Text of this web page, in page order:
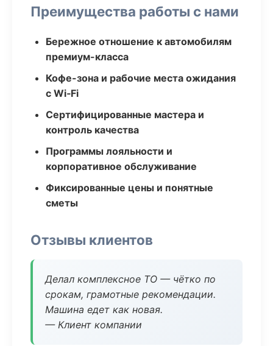
Преимущества работы с нами
Бережное отношение к автомобилям
премиум-класса
Кофе-зона и рабочие места ожидания
с Wi‑Fi
Сертифицированные мастера и
контроль качества
Программы лояльности и
корпоративное обслуживание
Фиксированные цены и понятные
сметы
Отзывы клиентов
Делал комплексное ТО — чётко по
срокам, грамотные рекомендации.
Машина едет как новая.
— Клиент компании